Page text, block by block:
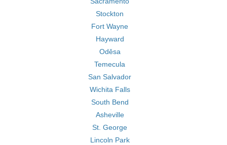
Stockton
Fort Wayne
Hayward
Oděsa
Temecula
San Salvador
Wichita Falls
South Bend
Asheville
St. George
Lincoln Park